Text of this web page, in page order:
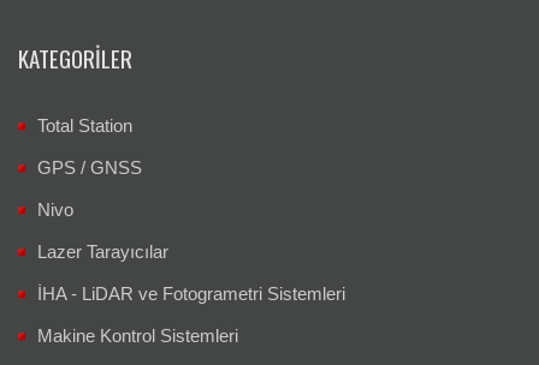
KATEGORILER
Total Station
GPS / GNSS
Nivo
Lazer Tarayıcılar
İHA - LiDAR ve Fotogrametri Sistemleri
Makine Kontrol Sistemleri